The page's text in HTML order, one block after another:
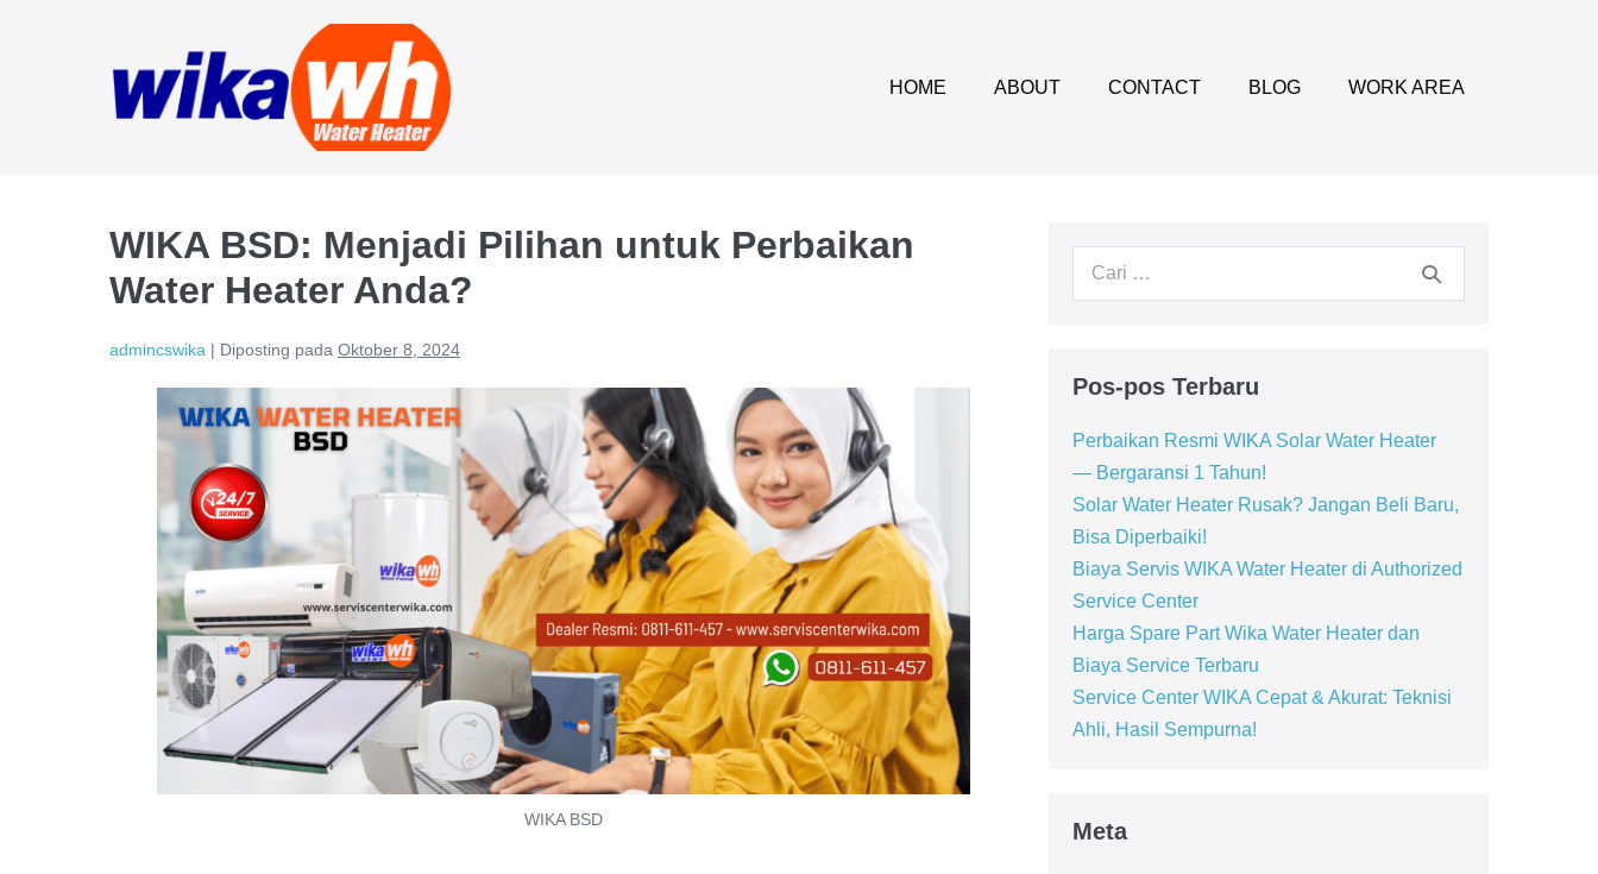
HOME ABOUT CONTACT BLOG WORK AREA
WIKA BSD: Menjadi Pilihan untuk Perbaikan
Water Heater Anda?
admincswika | Diposting pada Oktober 8, 2024
WIKA BSD
Pencarian
Pos-pos Terbaru
Perbaikan Resmi WIKA Solar Water Heater
— Bergaransi 1 Tahun!
Solar Water Heater Rusak? Jangan Beli Baru,
Bisa Diperbaiki!
Biaya Servis WIKA Water Heater di Authorized
Service Center
Harga Spare Part Wika Water Heater dan
Biaya Service Terbaru
Service Center WIKA Cepat & Akurat: Teknisi
Ahli, Hasil Sempurna!
Meta